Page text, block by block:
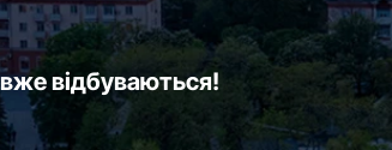
вже відбуваються!